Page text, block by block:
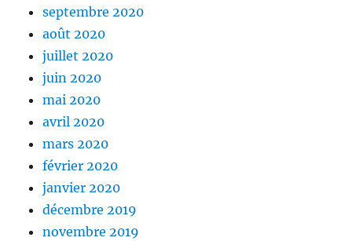
septembre 2020
août 2020
juillet 2020
juin 2020
mai 2020
avril 2020
mars 2020
février 2020
janvier 2020
décembre 2019
novembre 2019